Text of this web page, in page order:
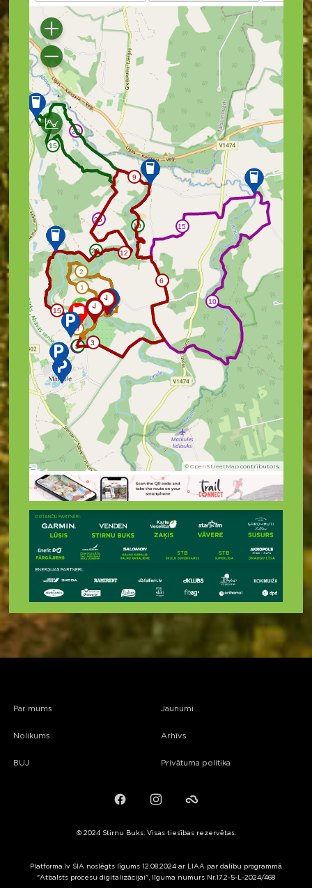
Par mums
Nolikums
BUJ
Jaunumi
Arhīvs
Privātuma politika
FacebookInstagramFailiem.lv
© 2024 Stirnu Buks. Visas tiesības rezervētas.
Platforma.lv SIA noslēgts līgums 12.08.2024 ar LIAA par dalību programmā
"Atbalsts procesu digitalizācijai", līguma numurs Nr.17.2-5-L-2024/468